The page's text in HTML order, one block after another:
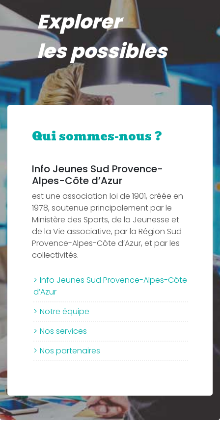
Explorer
les possibles
Qui sommes-nous ?
Info Jeunes Sud Provence-
Alpes-Côte d’Azur
est une association loi de 1901, créée en
1978, soutenue principalement par le
Ministère des Sports, de la Jeunesse et
de la Vie associative, par la Région Sud
Provence-Alpes-Côte d’Azur, et par les
collectivités.
Info Jeunes Sud Provence-Alpes-Côte
d’Azur
Notre équipe
Nos services
Nos partenaires